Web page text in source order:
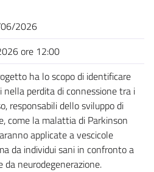
2026
ore 12:00
ha lo scopo di identificare
perdita di connessione tra i
responsabili dello sviluppo di
come la malattia di Parkinson
applicate a vescicole
da individui sani in confronto a
neurodegenerazione.